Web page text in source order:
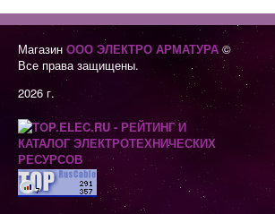
Магазин ООО ЭЛЕКТРО АРМАТУРА©
Все права защищены.
2026 г.